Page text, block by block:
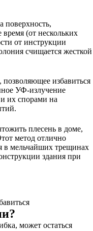
поверхность,
(от нескольких
от инструкции
счищается жесткой
позволяющее избавиться
УФ-излучение
их спорами на
плесень в доме,
метод отлично
в мельчайших трещинах
здания при
может остаться